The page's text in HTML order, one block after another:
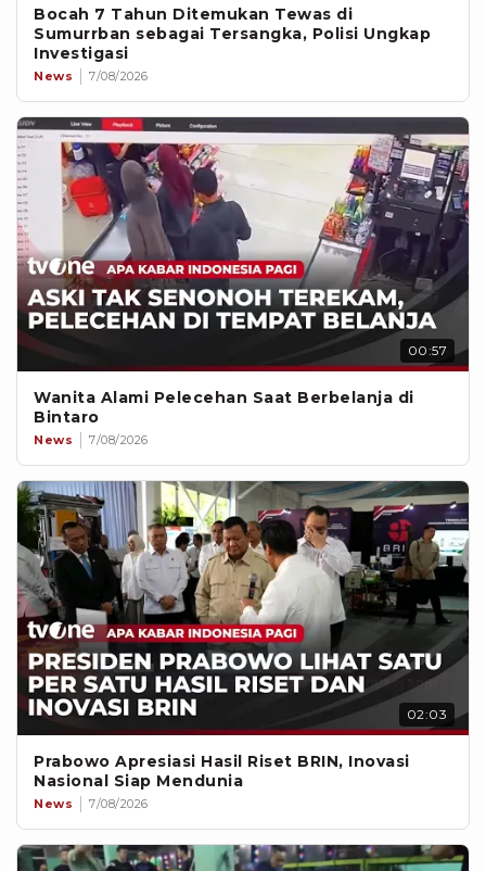
Bocah 7 Tahun Ditemukan Tewas di
Sumurrban sebagai Tersangka, Polisi Ungkap
Investigasi
News 7/08/2026
00:57
Wanita Alami Pelecehan Saat Berbelanja di
Bintaro
News 7/08/2026
02:03
Prabowo Apresiasi Hasil Riset BRIN, Inovasi
Nasional Siap Mendunia
News 7/08/2026